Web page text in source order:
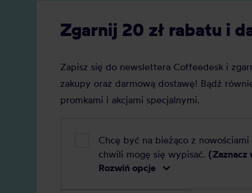
Zgarnij 20 zł rabatu i
Zapisz się do newslettera Coffeedesk i
zakupy oraz darmową dostawę! Bądź
promkami i akcjami specjalnymi.
Chcę być na bieżąco z
chwili mogę się wypisać. (Zaznacz
Rozwiń opcje